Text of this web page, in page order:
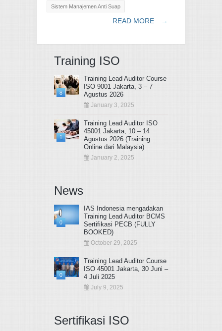
Sistem Manajemen Anti Suap
READ MORE →
Training ISO
8
Training Lead Auditor Course
ISO 9001 Jakarta, 3 – 7
Agustus 2026
January 3, 2025
1
Training Lead Auditor ISO
45001 Jakarta, 10 – 14
Agustus 2026 (Training
Online dari Malaysia)
January 2, 2025
News
0
IAS Indonesia mengadakan
Training Lead Auditor BCMS
Sertifikasi PECB (FULLY
BOOKED)
October 29, 2025
0
Training Lead Auditor Course
ISO 45001 Jakarta, 30 Juni –
4 Juli 2025
July 9, 2025
Sertifikasi ISO